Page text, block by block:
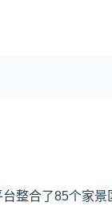
整合了85个家景